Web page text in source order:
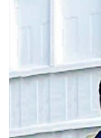
域動行銷公布人事
CSD中衛營運長
金獎的代價 牛恆
台灣百事食品 注
黃麗萍：媒體代